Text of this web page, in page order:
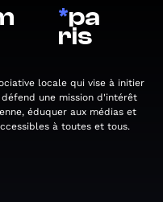
*pa
ris
locale qui vise à initier
une mission d'intérêt
éduquer aux médias et
à toutes et tous.